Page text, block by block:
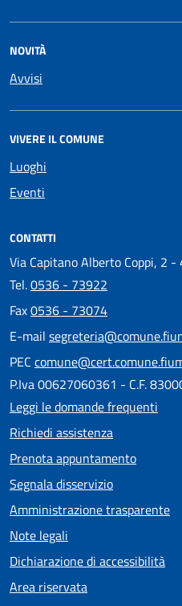
NOVITÀ
Avvisi
VIVERE IL COMUNE
Luoghi
Eventi
CONTATTI
Via Capitano Alberto Coppi, 2
Tel.0536 - 73922
Fax0536 - 73074
E-mail
PEC
P.Iva 00627060361 - C.F.
Leggi le domande frequenti
Richiedi assistenza
Prenota appuntamento
Segnala disservizio
Amministrazione trasparente
Note legali
Dichiarazione di accessibilità
Area riservata